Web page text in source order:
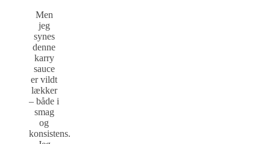
Men
jeg
synes
denne
karry
sauce
er vildt
lækker
– både i
smag
og
konsistens.